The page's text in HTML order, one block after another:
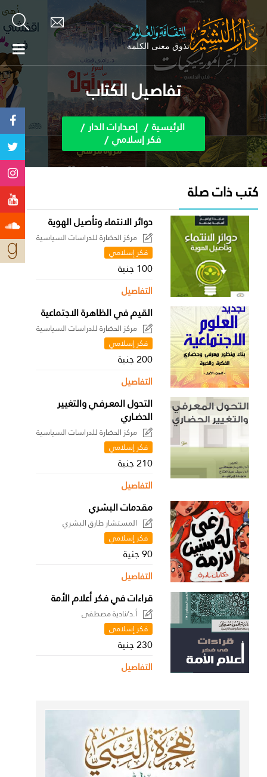
تفاصيل الكتاب
الرئيسية إصدارات الدار
فكر إسلامي
كتب ذات صلة
دوائر الانتماء وتأصيل الهوية
مركز الحضارة للدراسات السياسية
فكر إسلامي
100 جنية
التفاصيل
القيم في الظاهرة الاجتماعية
مركز الحضارة للدراسات السياسية
فكر إسلامي
200 جنية
التفاصيل
التحول المعـرفـي والتغيير
الحضـاري
مركز الحضارة للدراسات السياسية
فكر إسلامي
210 جنية
التفاصيل
مقدمات البشري
المستشار طارق البشري
فكر إسلامي
90 جنية
التفاصيل
قراءات في فكر أعلام الأمة
أ.د/نادية مصطفى
فكر إسلامي
230 جنية
التفاصيل